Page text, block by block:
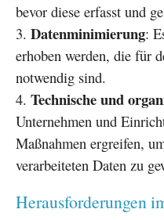
bevor diese erfasst und
Datenminimierung:
erhoben werden, die für
notwendig sind.
Technische und
Unternehmen und
Maßnahmen ergreifen,
verarbeiteten Daten zu
Herausforderungen